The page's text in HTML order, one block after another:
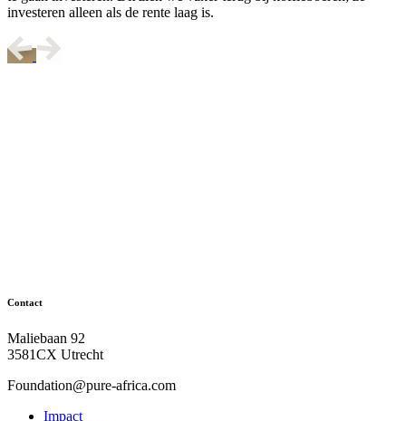
investeren alleen als de rente laag is.
Contact
Maliebaan 92
3581CX Utrecht
Foundation@pure-africa.com
Impact